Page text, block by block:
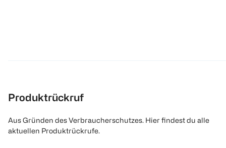
Produktrückruf
Aus Gründen des Verbraucherschutzes. Hier findest du alle
aktuellen Produktrückrufe.